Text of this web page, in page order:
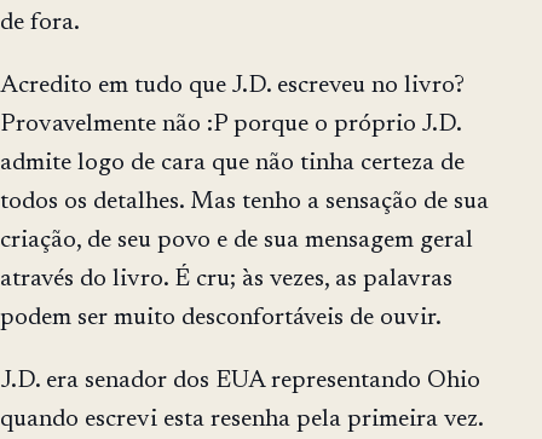
de fora.
Acredito em tudo que J.D. escreveu no livro?
Provavelmente não :P porque o próprio J.D.
admite logo de cara que não tinha certeza de
todos os detalhes. Mas tenho a sensação de sua
criação, de seu povo e de sua mensagem geral
através do livro. É cru; às vezes, as palavras
podem ser muito desconfortáveis de ouvir.
J.D. era senador dos EUA representando Ohio
quando escrevi esta resenha pela primeira vez.